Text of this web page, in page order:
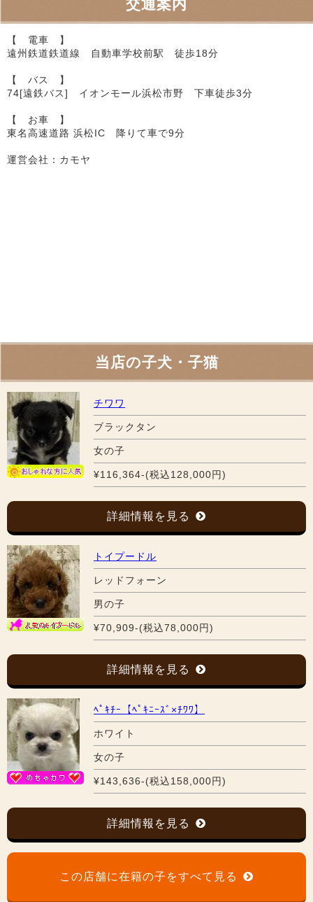
交通案内
【 電車 】
遠州鉄道鉄道線 自動車学校前駅 徒歩18分
【 バス 】
74[遠鉄バス] イオンモール浜松市野 下車徒歩3分
【 お車 】
東名高速道路 浜松IC 降りて車で9分
運営会社：カモヤ
当店の子犬・子猫
チワワ
ブラックタン
女の子
¥116,364-(税込128,000円)
詳細情報を見る
トイプードル
レッドフォーン
男の子
¥70,909-(税込78,000円)
詳細情報を見る
ﾍﾟｷﾁｰ【ﾍﾟｷﾆｰｽﾞ×ﾁﾜﾜ】
ホワイト
女の子
¥143,636-(税込158,000円)
詳細情報を見る
この店舗に在籍の子をすべて見る